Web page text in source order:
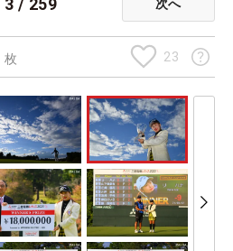
3 / 259 次へ
枚 23